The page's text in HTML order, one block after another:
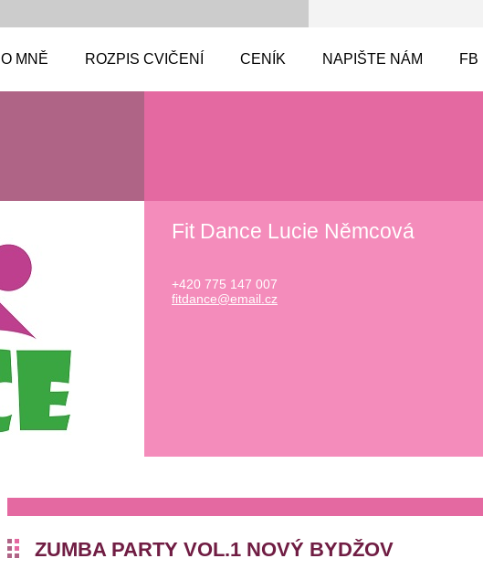
O MNĚ ROZPIS CVIČENÍ CENÍK NAPIŠTE NÁM FB
Fit Dance Lucie Němcová
+420 775 147 007
fitdance@email.cz
ZUMBA PARTY VOL.1 NOVÝ BYDŽOV